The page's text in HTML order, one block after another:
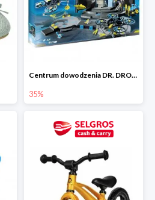
Centrum dowodzenia DR. DRONE‘A
35%